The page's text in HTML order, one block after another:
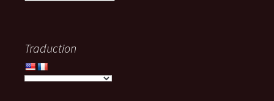
Traduction